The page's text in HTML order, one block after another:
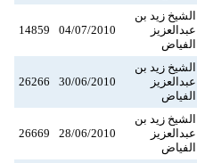
الشيخ زيد بن
عبدالعزيز
الفياض
04/07/2010
14859
الشيخ زيد بن
عبدالعزيز
الفياض
30/06/2010
26266
الشيخ زيد بن
عبدالعزيز
الفياض
28/06/2010
26669